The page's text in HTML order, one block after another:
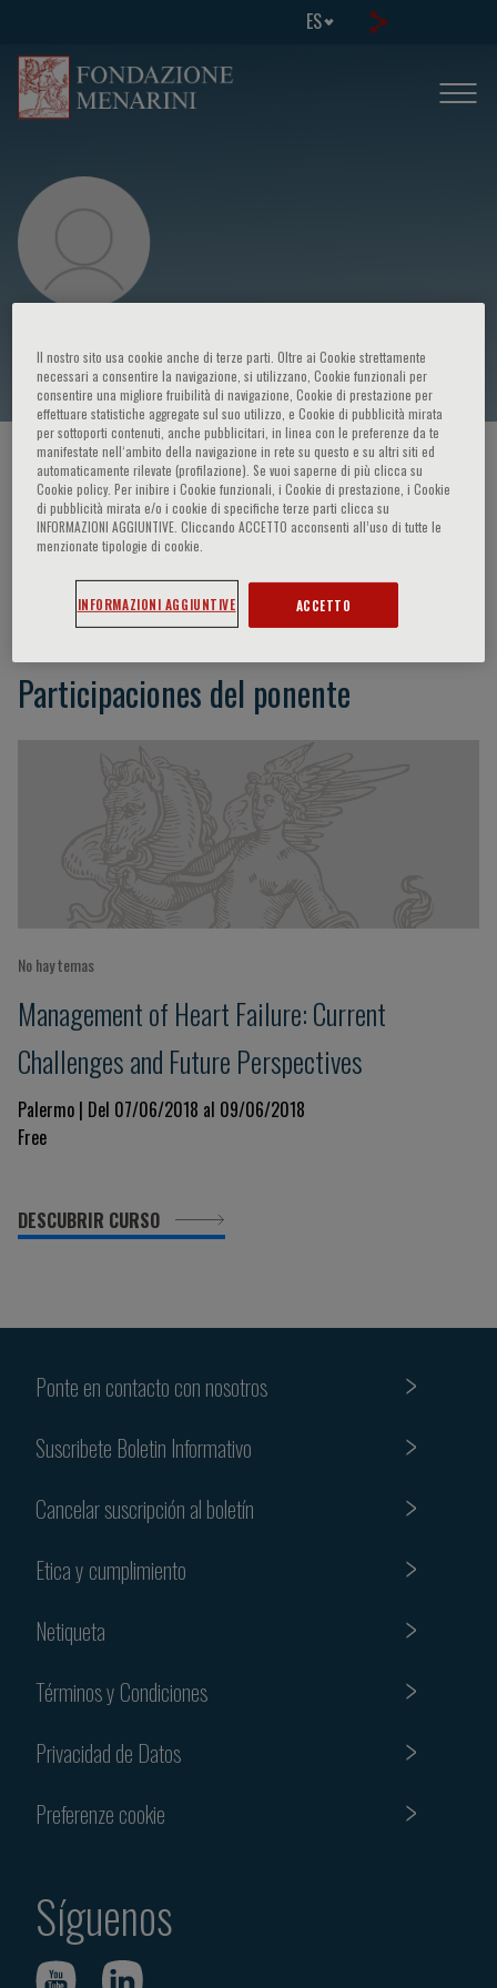
ES
Giuseppe Raffa
HOME PAGE / CURSOS Y EVENTOS / ORADOR
Giuseppe Raffa
Participaciones del ponente
No hay temas
Management of Heart Failure: Current
Challenges and Future Perspectives
Palermo | Del 07/06/2018 al 09/06/2018
Free
DESCUBRIR CURSO
Ponte en contacto con nosotros
Suscribete Boletin Informativo
Cancelar suscripción al boletín
Etica y cumplimiento
Netiqueta
Términos y Condiciones
Privacidad de Datos
Preferenze cookie
Síguenos
Il nostro sito usa cookie anche di terze parti. Oltre ai Cookie strettamente
necessari a consentire la navigazione, si utilizzano, Cookie funzionali per
consentire una migliore fruibilità di navigazione, Cookie di prestazione per
effettuare statistiche aggregate sul suo utilizzo, e Cookie di pubblicità mirata
per sottoporti contenuti, anche pubblicitari, in linea con le preferenze da te
manifestate nell‘ambito della navigazione in rete su questo e su altri siti ed
automaticamente rilevate (profilazione). Se vuoi saperne di più clicca su
Cookie policy. Per inibire i Cookie funzionali, i Cookie di prestazione, i Cookie
di pubblicità mirata e/o i cookie di specifiche terze parti clicca su
INFORMAZIONI AGGIUNTIVE. Cliccando ACCETTO acconsenti all’uso di tutte le
menzionate tipologie di cookie.
INFORMAZIONI AGGIUNTIVE ACCETTO